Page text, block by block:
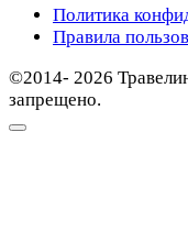
Политика
Правила
©2014- 2026
запрещено.